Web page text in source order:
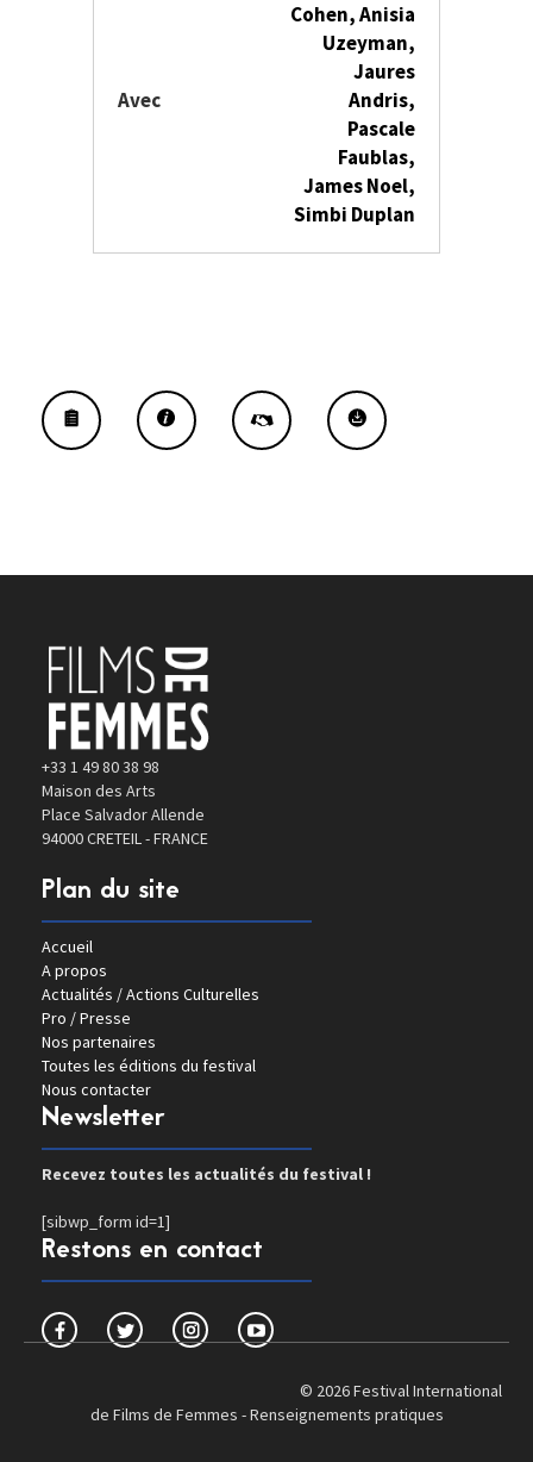
Avec
Cohen, Anisia
Uzeyman,
Jaures
Andris,
Pascale
Faublas,
James Noel,
Simbi Duplan
+33 1 49 80 38 98
Maison des Arts
Place Salvador Allende
94000 CRETEIL - FRANCE
Plan du site
Accueil
A propos
Actualités / Actions Culturelles
Pro / Presse
Nos partenaires
Toutes les éditions du festival
Nous contacter
Newsletter
Recevez toutes les actualités du festival !
[sibwp_form id=1]
Restons en contact
© 2026 Festival International
de Films de Femmes -Renseignements pratiques